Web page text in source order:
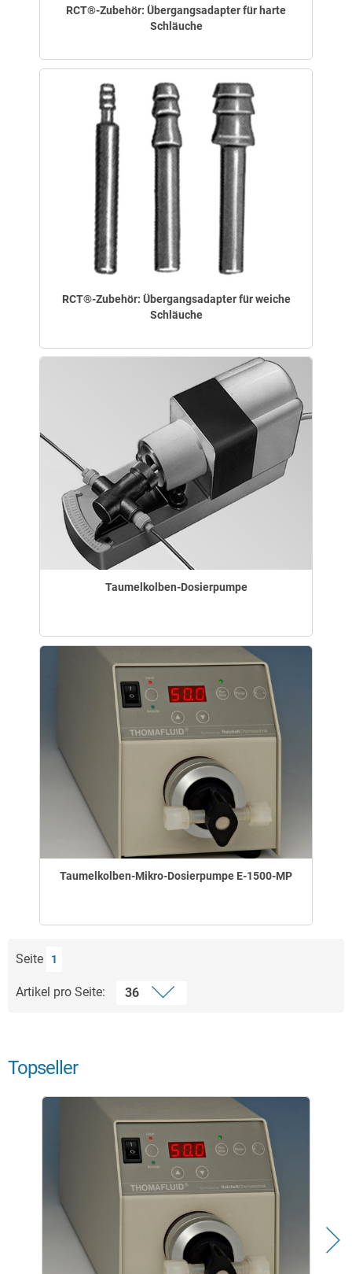
RCT®-Zubehör: Übergangsadapter für harte
Schläuche
RCT®-Zubehör: Übergangsadapter für weiche
Schläuche
Taumelkolben-Dosierpumpe
Taumelkolben-Mikro-Dosierpumpe E-1500-MP
Seite 1
Artikel pro Seite:
Topseller